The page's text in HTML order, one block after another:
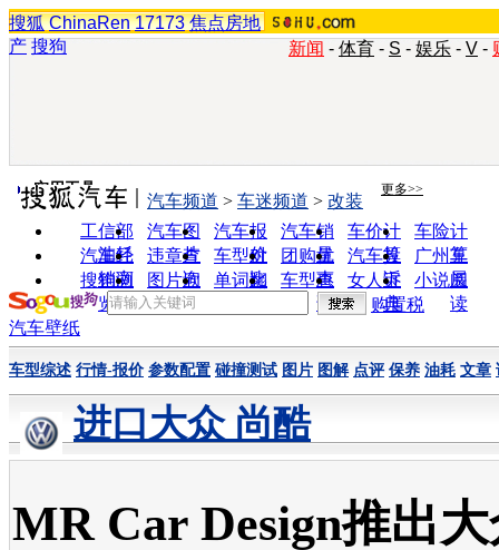
搜狐 ChinaRen 17173 焦点房地
产 搜狗 新闻 - 体育 - S - 娱乐 - V -
实用工具 更多>>
工信部
油耗
汽车图
片
汽车报
价
汽车销
量
车价计
算
车险计
算
汽车经
销商
违章查
询
车型对
比
团购优
惠
汽车投
诉
广州车
展
搜狗浏
览器
图片欣
赏
单词翻
车型查
询
女人宝
典
小说阅
读
汽车频道 > 车迷频道 > 改装
购置税
汽车壁纸
车型综述 行情-报价 参数配置 碰撞测试 图片 图解 点评 保养 油耗 文章
进口大众 尚酷
MR Car Design推出